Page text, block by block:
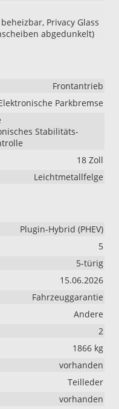
Privacy Glass
abgedunkelt)
Frontantrieb
Parkbremse
Stabilitäts-
18 Zoll
Leichtmetallfelge
Plugin-Hybrid (PHEV)
5
5-türig
15.06.2026
Fahrzeuggarantie
Andere
2
1866 kg
vorhanden
Teilleder
vorhanden